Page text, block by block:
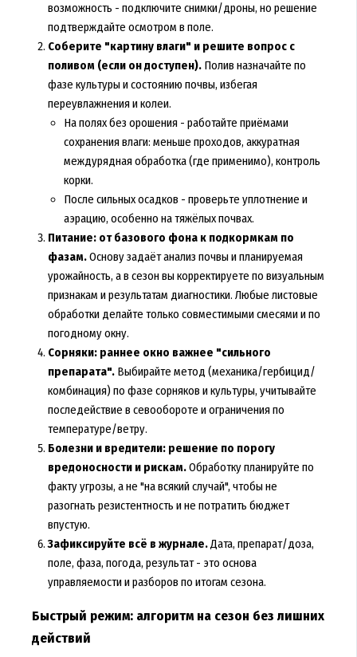
возможность - подключите снимки/дроны, но решение
подтверждайте осмотром в поле.
Соберите "картину влаги" и решите вопрос с
поливом (если он доступен).Полив назначайте по
фазе культуры и состоянию почвы, избегая
переувлажнения и колеи.
На полях без орошения - работайте приёмами
сохранения влаги: меньше проходов, аккуратная
междурядная обработка (где применимо), контроль
корки.
После сильных осадков - проверьте уплотнение и
аэрацию, особенно на тяжёлых почвах.
Питание: от базового фона к подкормкам по
фазам.Основу задаёт анализ почвы и планируемая
урожайность, а в сезон вы корректируете по визуальным
признакам и результатам диагностики. Любые листовые
обработки делайте только совместимыми смесями и по
погодному окну.
Сорняки: раннее окно важнее "сильного
препарата".Выбирайте метод (механика/гербицид/
комбинация) по фазе сорняков и культуры, учитывайте
последействие в севообороте и ограничения по
температуре/ветру.
Болезни и вредители: решение по порогу
вредоносности и рискам.Обработку планируйте по
факту угрозы, а не "на всякий случай", чтобы не
разогнать резистентность и не потратить бюджет
впустую.
Зафиксируйте всё в журнале.Дата, препарат/доза,
поле, фаза, погода, результат - это основа
управляемости и разборов по итогам сезона.
Быстрый режим: алгоритм на сезон без лишних
действий